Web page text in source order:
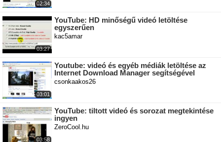
02:34
03:27
YouTube: HD minőségű videó letöltése
egyszerűen
kac5amar
03:01
Youtube: videó és egyéb médiák letöltése az
Internet Download Manager segítségével
csonkaakos26
03:58
YouTube: tiltott videó és sorozat megtekintése
ingyen
ZeroCool.hu